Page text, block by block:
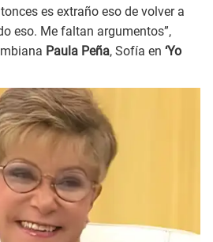
es extraño eso de volver a
eso. Me faltan argumentos”,
Paula Peña, Sofía en ‘Yo